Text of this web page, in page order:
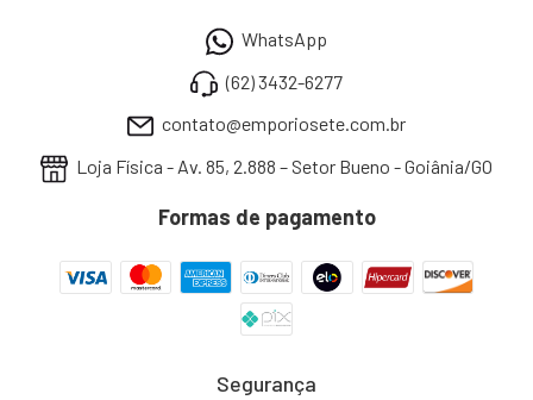
WhatsApp
(62) 3432-6277
contato@emporiosete.com.br
Loja Física - Av. 85, 2.888 – Setor Bueno - Goiânia/GO
Formas de pagamento
Segurança